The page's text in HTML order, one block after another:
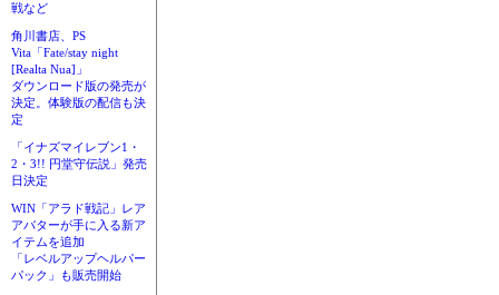
戦など
角川書店、PS
Vita「Fate/stay night
[Realta Nua]」
ダウンロード版の発売が
決定。体験版の配信も決
定
「イナズマイレブン1・
2・3!! 円堂守伝説」発売
日決定
WIN「アラド戦記」レア
アバターが手に入る新ア
イテムを追加
「レベルアップヘルパー
パック」も販売開始